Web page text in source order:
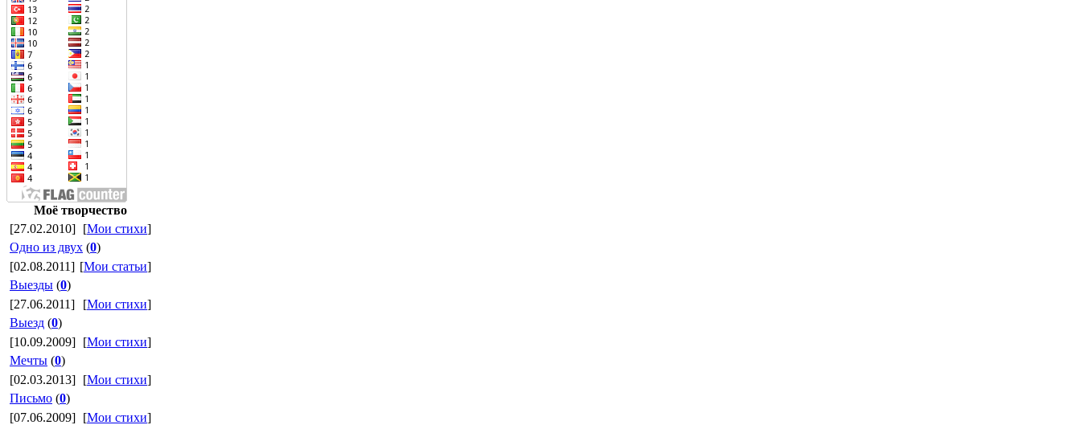
Моё творчество
[27.02.2010] [Мои стихи]
Одно из двух (0)
[02.08.2011] [Мои статьи]
Выезды (0)
[27.06.2011]
[Мои стихи]
Выезд (0)
[10.09.2009] [Мои стихи]
Мечты (0)
[02.03.2013] [Мои стихи]
Письмо (0)
[07.06.2009] [Мои стихи]